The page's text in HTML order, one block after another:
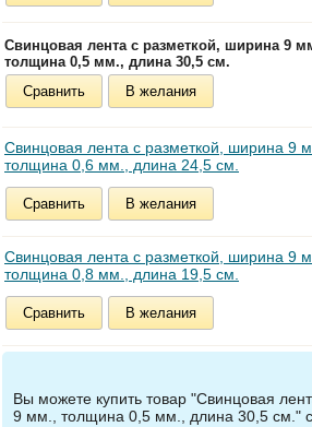
Свинцовая лента с разметкой, ширина 9
толщина 0,5 мм., длина 30,5 см.
Сравнить
В желания
Свинцовая лента с разметкой, ширина 9
толщина 0,6 мм., длина 24,5 см.
Сравнить В желания
Свинцовая лента с разметкой, ширина 9
толщина 0,8 мм., длина 19,5 см.
Сравнить В желания
Вы можете купить товар "Свинцовая
9 мм., толщина 0,5 мм., длина 30,5 см." с